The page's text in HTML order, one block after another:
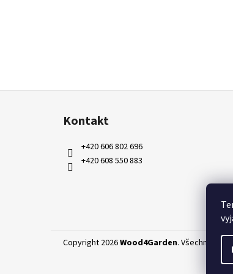
Z
Kontakt
+420 606 802 696
+420 608 550 883
Copyright 2026Wood4Garden. Všechna